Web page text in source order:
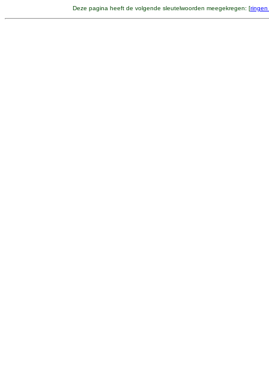
Deze pagina heeft de volgende sleutelwoorden meegekregen: [ringen